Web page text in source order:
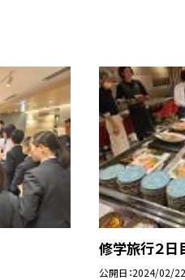
修学旅行２
公開日 2024/02/22